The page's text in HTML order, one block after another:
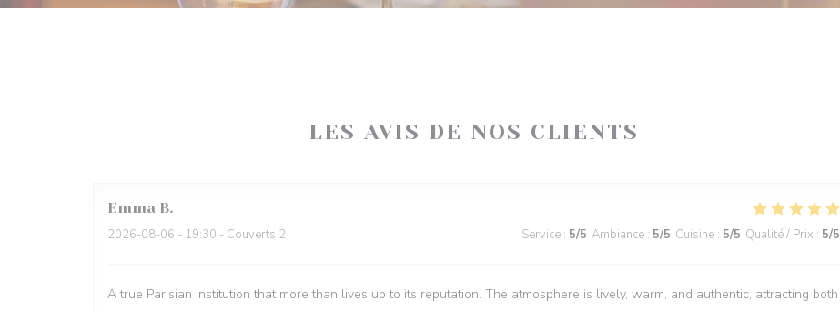
LES AVIS DE NOS CLIENTS
Emma B
2026-08-06 - 19:30 - Couverts 2 Service : 5/5 Ambiance : 5/5 Cuisine : 5/5 Qualité / Prix : 5/5
A true Parisian institution that more than lives up to its reputation. The atmosphere is lively, warm, and authentic, attracting both